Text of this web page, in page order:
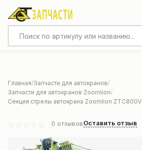
Главная Запчасти для автокранов
Запчасти для автокранов Zoomlion
Секция стрелы автокрана Zoomlion ZTC800V
0 отзывовОставить отзыв